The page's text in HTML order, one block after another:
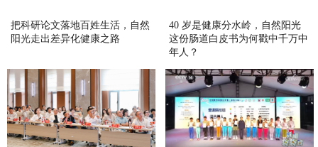
把科研论文落地百姓生活，自然
阳光走出差异化健康之路
40 岁是健康分水岭，自然阳光
这份肠道白皮书为何戳中千万中
年人？